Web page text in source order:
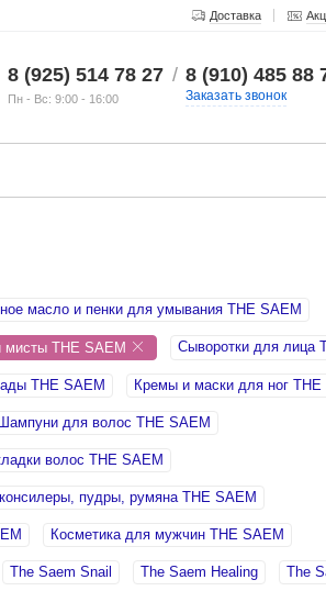
Доставка
8 (925) 514 78 27
Пн - Вс: 9:00 - 16:00
/ 8 (910) 485 88
Заказать звонок
масло и пенки для умывания THE SAEM
мисты THE SAEM Сыворотки для лица
THE SAEM Кремы и маски для ног THE
Шампуни для волос THE SAEM
волос THE SAEM
пудры, румяна THE SAEM
Косметика для мужчин THE SAEM
The Saem Snail The Saem Healing The